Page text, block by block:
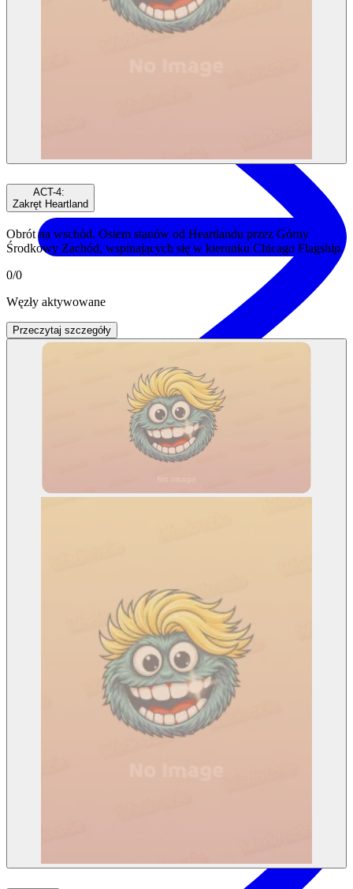
ACT-4:
Zakręt Heartland
Obrót na wschód. Osiem stanów od Heartlandu przez Górny
Środkowy Zachód, wspinających się w kierunku Chicago Flagship.
0/0
Węzły aktywowane
Przeczytaj szczegóły
angażujące opowiadanie historii i rzeczywiste aktywacje
Pulpit nawigacyjny